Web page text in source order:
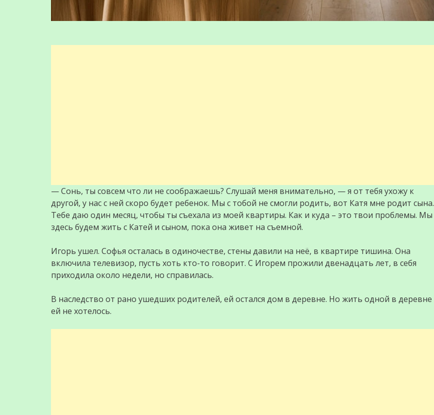
— Сонь, ты совсем что ли не соображаешь? Слушай меня внимательно, — я от тебя ухожу к
другой, у нас с ней скоро будет ребенок. Мы с тобой не смогли родить, вот Катя мне родит сына.
Тебе даю один месяц, чтобы ты съехала из моей квартиры. Как и куда – это твои проблемы. Мы
здесь будем жить с Катей и сыном, пока она живет на съемной.
Игорь ушел. Софья осталась в одиночестве, стены давили на неё, в квартире тишина. Она
включила телевизор, пусть хоть кто-то говорит. С Игорем прожили двенадцать лет, в себя
приходила около недели, но справилась.
В наследство от рано ушедших родителей, ей остался дом в деревне. Но жить одной в деревне
ей не хотелось.